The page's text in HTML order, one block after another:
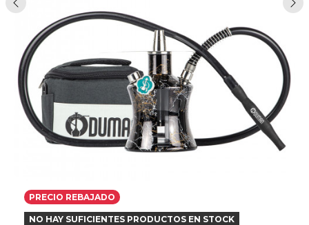
PRECIO REBAJADO
NO HAY SUFICIENTES PRODUCTOS EN STOCK